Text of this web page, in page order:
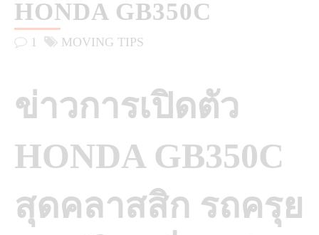
HONDA GB350C
1 MOVING TIPS
ข่าวการเปิดตัว
HONDA GB350C
สุดคลาสสิก รถครุย